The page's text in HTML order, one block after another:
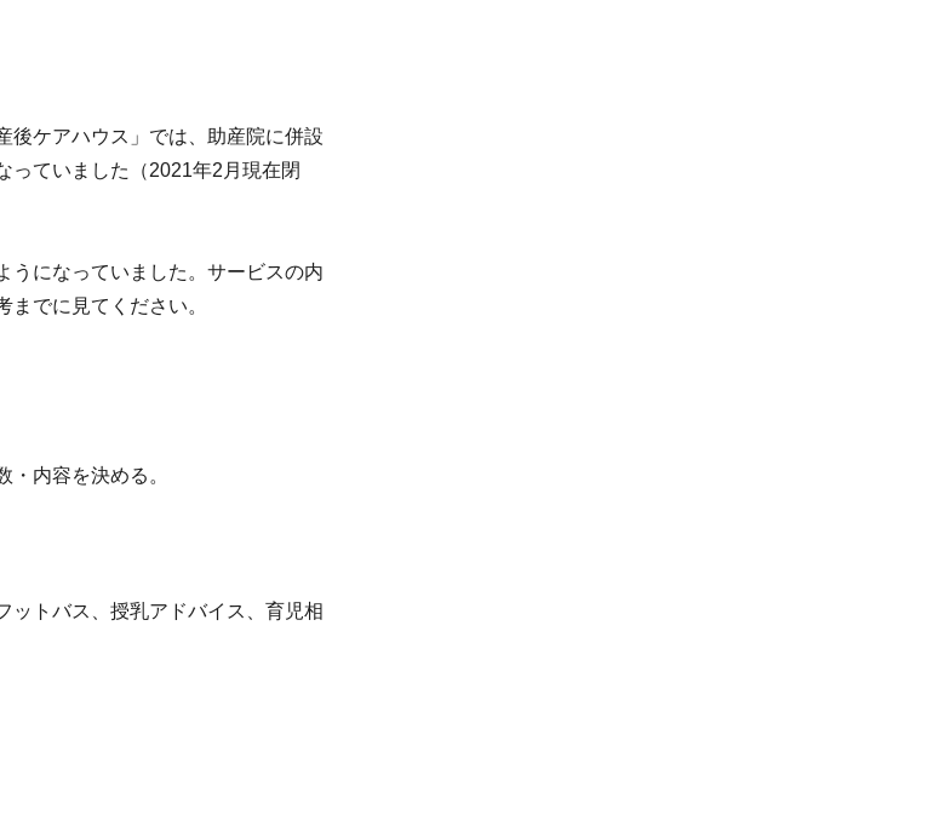
後ケアハウス」では、助産院に併設
っていました（2021年2月現在閉
うになっていました。サービスの内
でに見てください。
内容を決める。
ットバス、授乳アドバイス、育児相